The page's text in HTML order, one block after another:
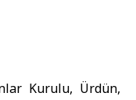
Kurulu, Ürdün,